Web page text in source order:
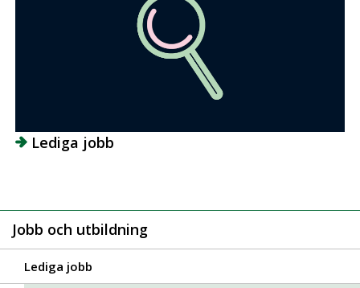
Lediga jobb
Jobb och utbildning
Lediga jobb